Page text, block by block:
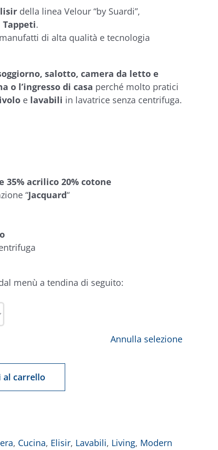
della linea Velour “by Suardi”,
.
di alta qualità e tecnologia
salotto, camera da letto e
o l’ingresso di casa perché molto pratici
e lavabili in lavatrice senza centrifuga.
35% acrilico 20% cotone
“Jacquard“
menù a tendina di seguito:
Annulla selezione
al carrello
, Cucina, Elisir, Lavabili, Living, Modern